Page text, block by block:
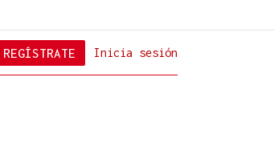
Inicia sesión
REGÍSTRATE